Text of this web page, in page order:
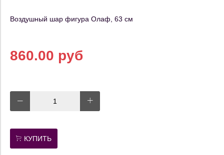
Воздушный шар фигура Олаф, 63 см
860.00 руб
КУПИТЬ